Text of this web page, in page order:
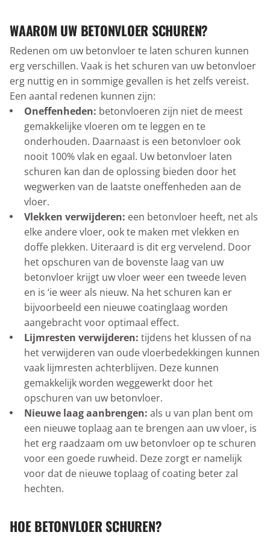
WAAROM UW BETONVLOER SCHUREN?
Redenen om uw betonvloer te laten schuren kunnen
erg verschillen. Vaak is het schuren van uw betonvloer
erg nuttig en in sommige gevallen is het zelfs vereist.
Een aantal redenen kunnen zijn:
Oneffenheden: betonvloeren zijn niet de meest
gemakkelijke vloeren om te leggen en te
onderhouden. Daarnaast is een betonvloer ook
nooit 100% vlak en egaal. Uw betonvloer laten
schuren kan dan de oplossing bieden door het
wegwerken van de laatste oneffenheden aan de
vloer.
Vlekken verwijderen: een betonvloer heeft, net als
elke andere vloer, ook te maken met vlekken en
doffe plekken. Uiteraard is dit erg vervelend. Door
het opschuren van de bovenste laag van uw
betonvloer krijgt uw vloer weer een tweede leven
en is ‘ie weer als nieuw. Na het schuren kan er
bijvoorbeeld een nieuwe coatinglaag worden
aangebracht voor optimaal effect.
Lijmresten verwijderen: tijdens het klussen of na
het verwijderen van oude vloerbedekkingen kunnen
vaak lijmresten achterblijven. Deze kunnen
gemakkelijk worden weggewerkt door het
opschuren van uw betonvloer.
Nieuwe laag aanbrengen: als u van plan bent om
een nieuwe toplaag aan te brengen aan uw vloer, is
het erg raadzaam om uw betonvloer op te schuren
voor een goede ruwheid. Deze zorgt er namelijk
voor dat de nieuwe toplaag of coating beter zal
hechten.
HOE BETONVLOER SCHUREN?